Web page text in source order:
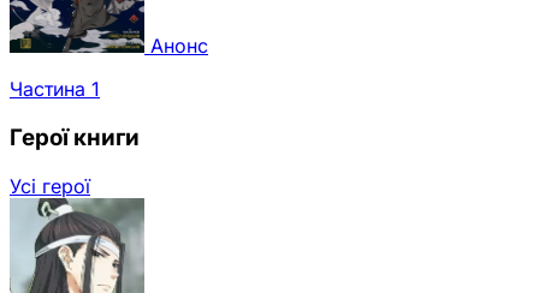
Анонс
Частина 1
Герої книги
Усі герої